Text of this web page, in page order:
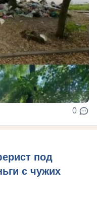
0
под
с чужих